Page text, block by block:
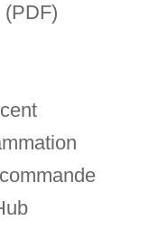
(PDF)